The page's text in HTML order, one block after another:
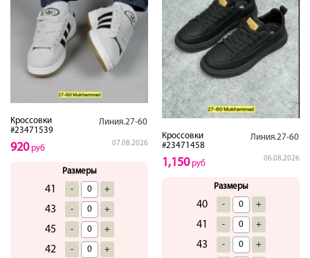
Кроссовки
#23471539
Линия.27-60
07.08.2026
920руб
Размеры
41 - +
43 - +
45 - +
42 - +
Кроссовки
#23471458
Линия.27-60
06.08.2026
1,150руб
Размеры
40 - +
41 - +
43 - +